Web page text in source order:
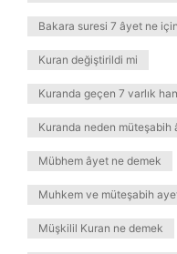
Bakara suresi 7 âyet ne
Kuran değiştirildi mi
Kuranda geçen 7 varlık
Kuranda neden müteşabih
Mübhem âyet ne demek
Muhkem ve müteşabih
Müşkilil Kuran ne demek